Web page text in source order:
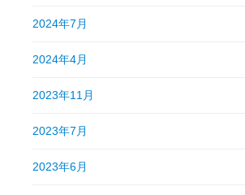
2024年7月
2024年4月
2023年11月
2023年7月
2023年6月